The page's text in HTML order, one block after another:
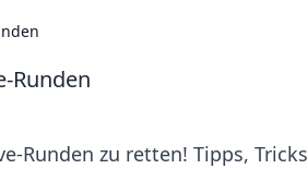
Runden
Runden zu retten! Tipps, Tricks